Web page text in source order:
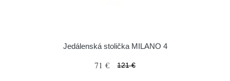
Jedálenská stolička MILANO 4
71 € 121 €